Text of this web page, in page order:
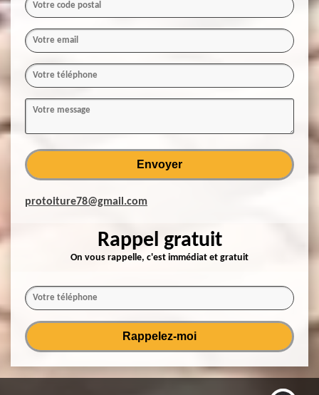
protoiture78@gmail.com
Rappel gratuit
On vous rappelle, c'est immédiat et gratuit